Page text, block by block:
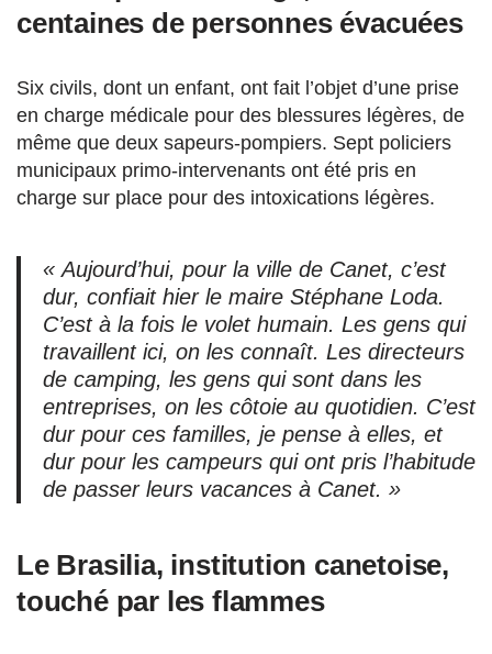
centaines de personnes évacuées
Six civils, dont un enfant, ont fait l’objet d’une prise
en charge médicale pour des blessures légères, de
même que deux sapeurs-pompiers. Sept policiers
municipaux primo-intervenants ont été pris en
charge sur place pour des intoxications légères.
« Aujourd’hui, pour la ville de Canet, c’est
dur, confiait hier le maire Stéphane Loda.
C’est à la fois le volet humain. Les gens qui
travaillent ici, on les connaît. Les directeurs
de camping, les gens qui sont dans les
entreprises, on les côtoie au quotidien. C’est
dur pour ces familles, je pense à elles, et
dur pour les campeurs qui ont pris l’habitude
de passer leurs vacances à Canet. »
Le Brasilia, institution canetoise,
touché par les flammes